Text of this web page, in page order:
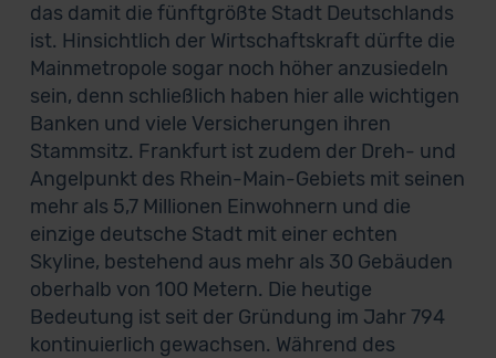
das damit die fünftgrößte Stadt Deutschlands
ist. Hinsichtlich der Wirtschaftskraft dürfte die
Mainmetropole sogar noch höher anzusiedeln
sein, denn schließlich haben hier alle wichtigen
Banken und viele Versicherungen ihren
Stammsitz. Frankfurt ist zudem der Dreh- und
Angelpunkt des Rhein-Main-Gebiets mit seinen
mehr als 5,7 Millionen Einwohnern und die
einzige deutsche Stadt mit einer echten
Skyline, bestehend aus mehr als 30 Gebäuden
oberhalb von 100 Metern. Die heutige
Bedeutung ist seit der Gründung im Jahr 794
kontinuierlich gewachsen. Während des